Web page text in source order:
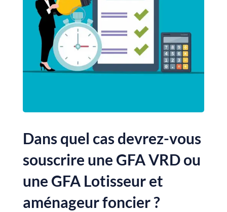
Dans quel cas devrez-vous
souscrire une GFA VRD ou
une GFA Lotisseur et
aménageur foncier ?